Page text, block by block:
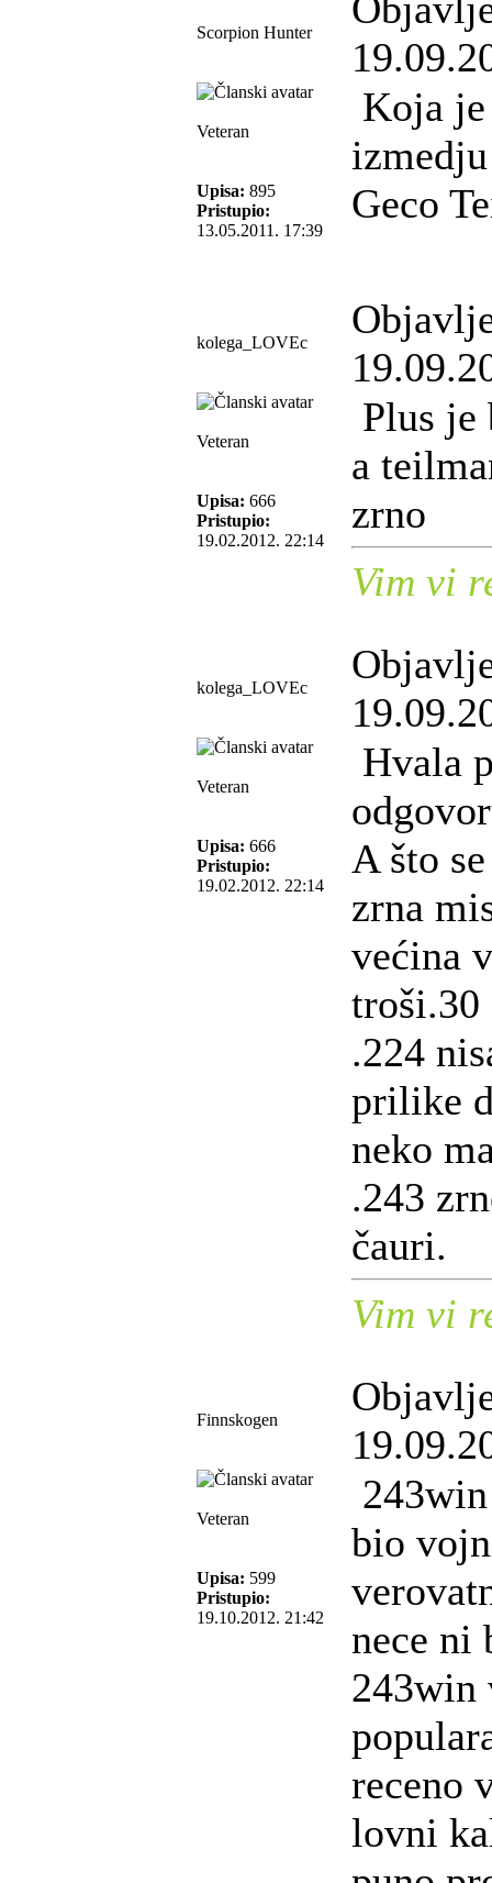
Scorpion Hunter
Veteran
Upisa: 895
Pristupio:
13.05.2011. 17:39
Koja
Geco
kolega_LOVEc
Veteran
Upisa: 666
Pristupio:
19.02.2012. 22:14
Plus je
a
zrno
Vim vi
kolega_LOVEc
Veteran
Upisa: 666
Pristupio:
19.02.2012. 22:14
Hvala
A što
zrna
većina
.224
prilike
neko
.243
čauri.
Vim vi
Finnskogen
Veteran
Upisa: 599
Pristupio:
19.10.2012. 21:42
bio
nece ni
243win
receno
lovni